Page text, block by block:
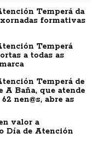
Temperá da
formativas
Temperá
a todas as
Temperá de
A Baña, que atende
nen@s, abre as
valor a
Día de Atención